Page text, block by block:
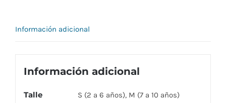
Información adicional
Información adicional
Talle S (2 a 6 años), M (7 a 10 años)